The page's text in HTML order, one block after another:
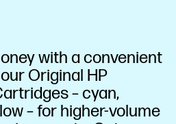
with a convenient
Original HP
– cyan,
– for higher-volume